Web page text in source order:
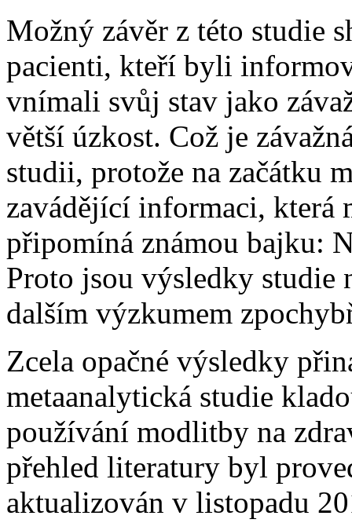
Možný závěr z této studie
pacienti, kteří byli
vnímali svůj stav jako
větší úzkost. Což je
studii, protože na začátku
zavádějící informaci, která
připomíná známou bajku:
Proto jsou výsledky studie
dalším výzkumem
Zcela opačné výsledky
metaanalytická studie
používání modlitby na
přehled literatury byl
aktualizován v listopadu